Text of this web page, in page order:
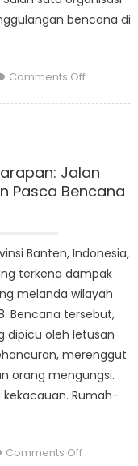
bencana di
Comments Offon
How
Disaster
Practices
Jalan
Pasca Bencana
Banten, Indonesia,
terkena dampak
melanda wilayah
Bencana tersebut,
dipicu oleh letusan
merenggut
orang mengungsi.
Rumah-
Comments Offon